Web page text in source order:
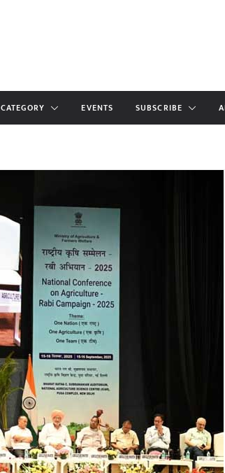
CATEGORY EVENTS SUBSCRIBE